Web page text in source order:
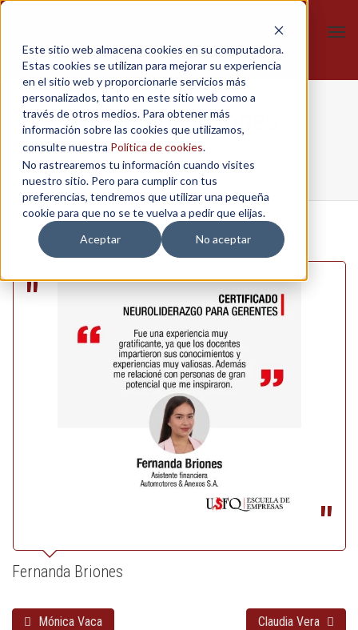
Este sitio web almacena cookies en su computadora.
Estas cookies se utilizan para mejorar su experiencia
en el sitio web y proporcionarle servicios más
personalizados, tanto en este sitio web como a
través de otros medios. Para obtener más
información sobre las cookies que utilizamos,
consulte nuestra Política de cookies.
No rastrearemos tu información cuando visites
nuestro sitio. Pero para cumplir con tus
preferencias, tendremos que utilizar una pequeña
cookie para que no se te vuelva a pedir que elijas.
Aceptar
No aceptar
Fernanda Briones
Home / Neuroliderazgo / Fernanda Briones
Fernanda Briones
Mónica Vaca Claudia Vera